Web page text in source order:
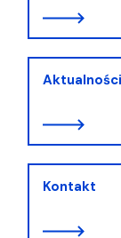
Aktualności
Kontakt